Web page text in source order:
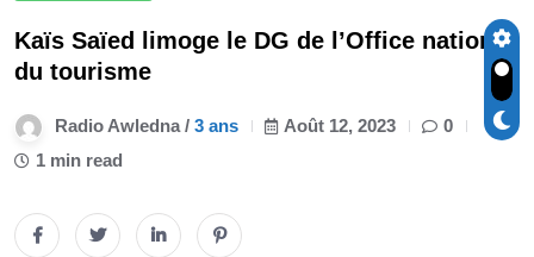
Kaïs Saïed limoge le DG de l’Office national
du tourisme
Radio Awledna / 3 ans Août 12, 2023
0
1 min read